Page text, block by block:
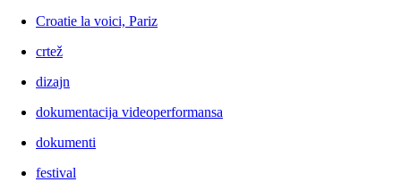
Croatie la voici, Pariz
crtež
dizajn
dokumentacija videoperformansa
dokumenti
festival